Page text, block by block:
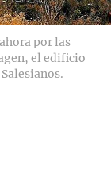
por las
el edificio